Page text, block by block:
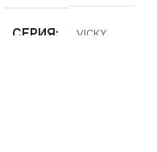
СЕРИЯ VICKY